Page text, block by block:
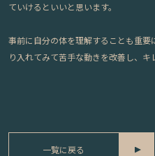
ていけるといいと思います。
事前に自分の体を理解することも重
り入れてみて苦手な動きを改善し、キ
一覧に戻る